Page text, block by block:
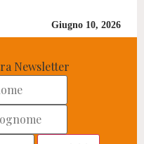
Giugno 10, 2026
Newsletter